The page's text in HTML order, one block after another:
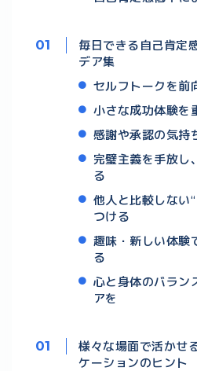
毎日できる自己肯定
デア集
セルフトークを前
小さな成功体験を
感謝や承認の気持
完璧主義を手放し
る
他人と比較しない
つける
趣味・新しい体験
る
心と身体のバラン
アを
様々な場面で活かせ
ケーションのヒント